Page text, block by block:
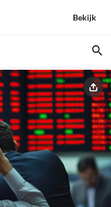
Bekijk